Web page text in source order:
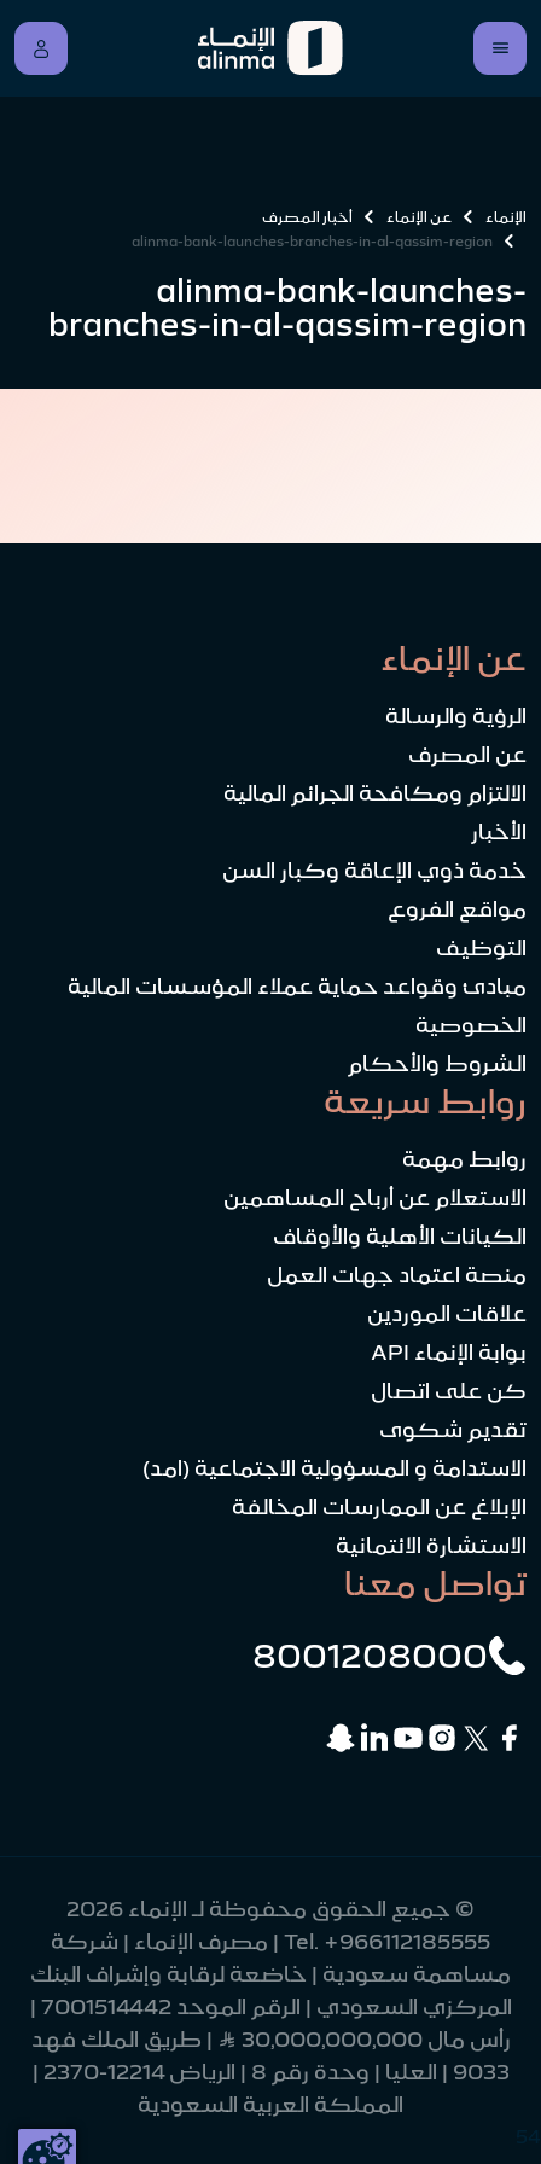
الإنماء عن الإنماء
أخبار المصرف
alinma-bank-launches-branches-in-al-qassim-region
alinma-bank-launches-
branches-in-al-qassim-region
عن الإنماء
الرؤية والرسالة
عن المصرف
الالتزام ومكافحة الجرائم المالية
الأخبار
خدمة ذوي الإعاقة وكبار السن
مواقع الفروع
التوظيف
مبادئ وقواعد حماية عملاء المؤسسات المالية
الخصوصية
الشروط والأحكام
روابط سريعة
روابط مهمة
الاستعلام عن أرباح المساهمين
الكيانات الأهلية والأوقاف
منصة اعتماد جهات العمل
علاقات الموردين
بوابة الإنماء API
كن على اتصال
تقديم شكوى
الاستدامة و المسؤولية الاجتماعية (امد)
الإبلاغ عن الممارسات المخالفة
الاستشارة الائتمانية
تواصل معنا
8001208000
© جميع الحقوق محفوظة لـ الإنماء 2026
Tel. +966112185555
| مصرف الإنماء | شركة
مساهمة سعودية | خاضعة لرقابة وإشراف البنك
المركزي السعودي | الرقم الموحد 7001514442 |
رأس مال 30,000,000,000 Ʀ | طريق الملك فهد
9033 | العليا | وحدة رقم 8 | الرياض 12214-2370 |
المملكة العربية السعودية